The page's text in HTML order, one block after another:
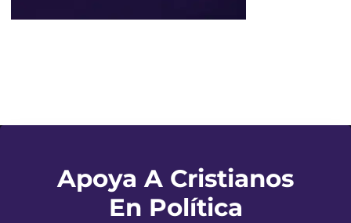
Apoya A Cristianos
En Política